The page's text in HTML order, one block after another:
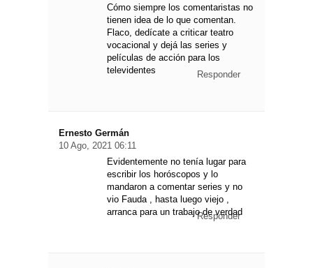
Cómo siempre los comentaristas no
tienen idea de lo que comentan.
Flaco, dedícate a criticar teatro
vocacional y dejá las series y
películas de acción para los
televidentes
Responder
Ernesto Germán
10 Ago, 2021 06:11
Evidentemente no tenía lugar para
escribir los horóscopos y lo
mandaron a comentar series y no
vio Fauda , hasta luego viejo ,
arranca para un trabajo de verdad
Responder